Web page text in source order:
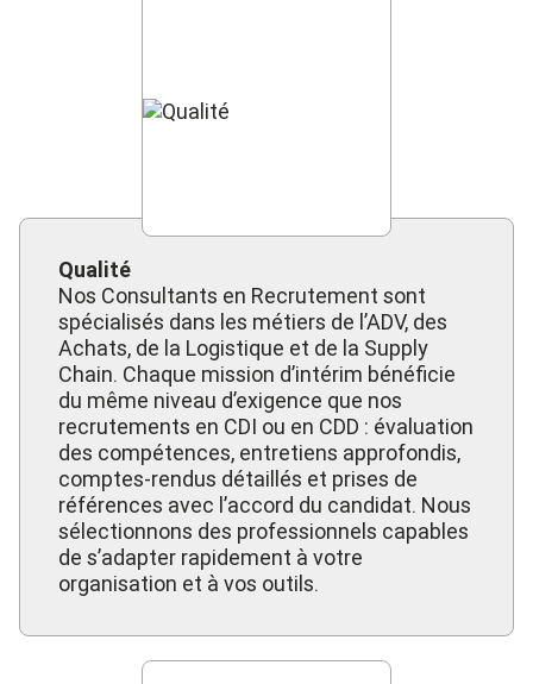
Qualité
Nos Consultants en Recrutement sont
spécialisés dans les métiers de l’ADV, des
Achats, de la Logistique et de la Supply
Chain. Chaque mission d’intérim bénéficie
du même niveau d’exigence que nos
recrutements en CDI ou en CDD : évaluation
des compétences, entretiens approfondis,
comptes-rendus détaillés et prises de
références avec l’accord du candidat. Nous
sélectionnons des professionnels capables
de s’adapter rapidement à votre
organisation et à vos outils.